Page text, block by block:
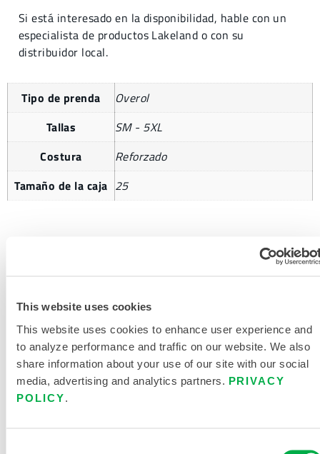
This website uses cookies
This website uses cookies to enhance user experience and
to analyze performance and traffic on our website. We also
share information about your use of our site with our social
media, advertising and analytics partners. PRIVACY
POLICY
Si está interesado en la disponibilidad, hable con un
especialista de productos Lakeland o con su
distribuidor local.
Tipo de prenda
Overol
Tallas
SM - 5XL
Costura
Reforzado
Tamaño de la caja 25